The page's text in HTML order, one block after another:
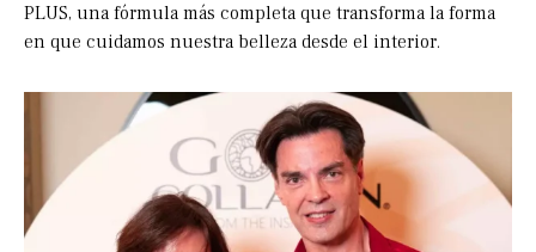
PLUS, una fórmula más completa que transforma la forma
en que cuidamos nuestra belleza desde el interior.